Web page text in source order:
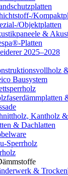
Objektplatten
&
Platten
2025–2028
Bausystem
Kantholz
& Dachlatten
Sperrholz
&